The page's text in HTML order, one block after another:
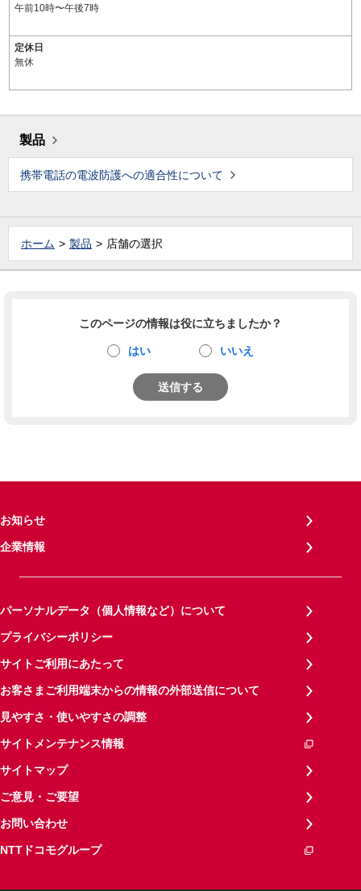
午前10時〜午後7時
定休日
無休
製品
携帯電話の電波防護への適合性について
ホーム 製品 店舗の選択
このページの情報は役に立ちましたか？
はい いいえ
送信する
お知らせ
企業情報
パーソナルデータ（個人情報など）について
プライバシーポリシー
サイトご利用にあたって
お客さまご利用端末からの情報の外部送信について
見やすさ・使いやすさの調整
サイトメンテナンス情報
サイトマップ
ご意見・ご要望
お問い合わせ
NTTドコモグループ